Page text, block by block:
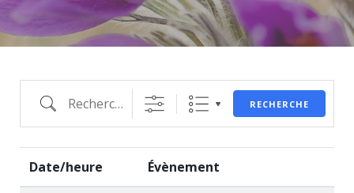
RECHERCHE
Date/heure Évènement